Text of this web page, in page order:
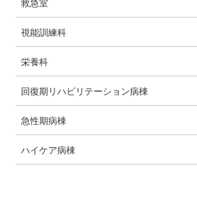
救急室
視能訓練科
栄養科
回復期リハビリテーション病棟
概要
入院相談
入院から退院までの流れ
1日の流れ
特色
疾患構造
急性期病棟
ハイケア病棟